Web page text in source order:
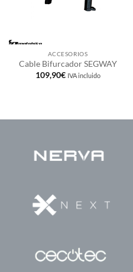
ACCESORIOS
Cable Bifurcador SEGWAY
109,90€ IVA incluido